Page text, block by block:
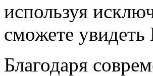
используя
сможете
Благодаря